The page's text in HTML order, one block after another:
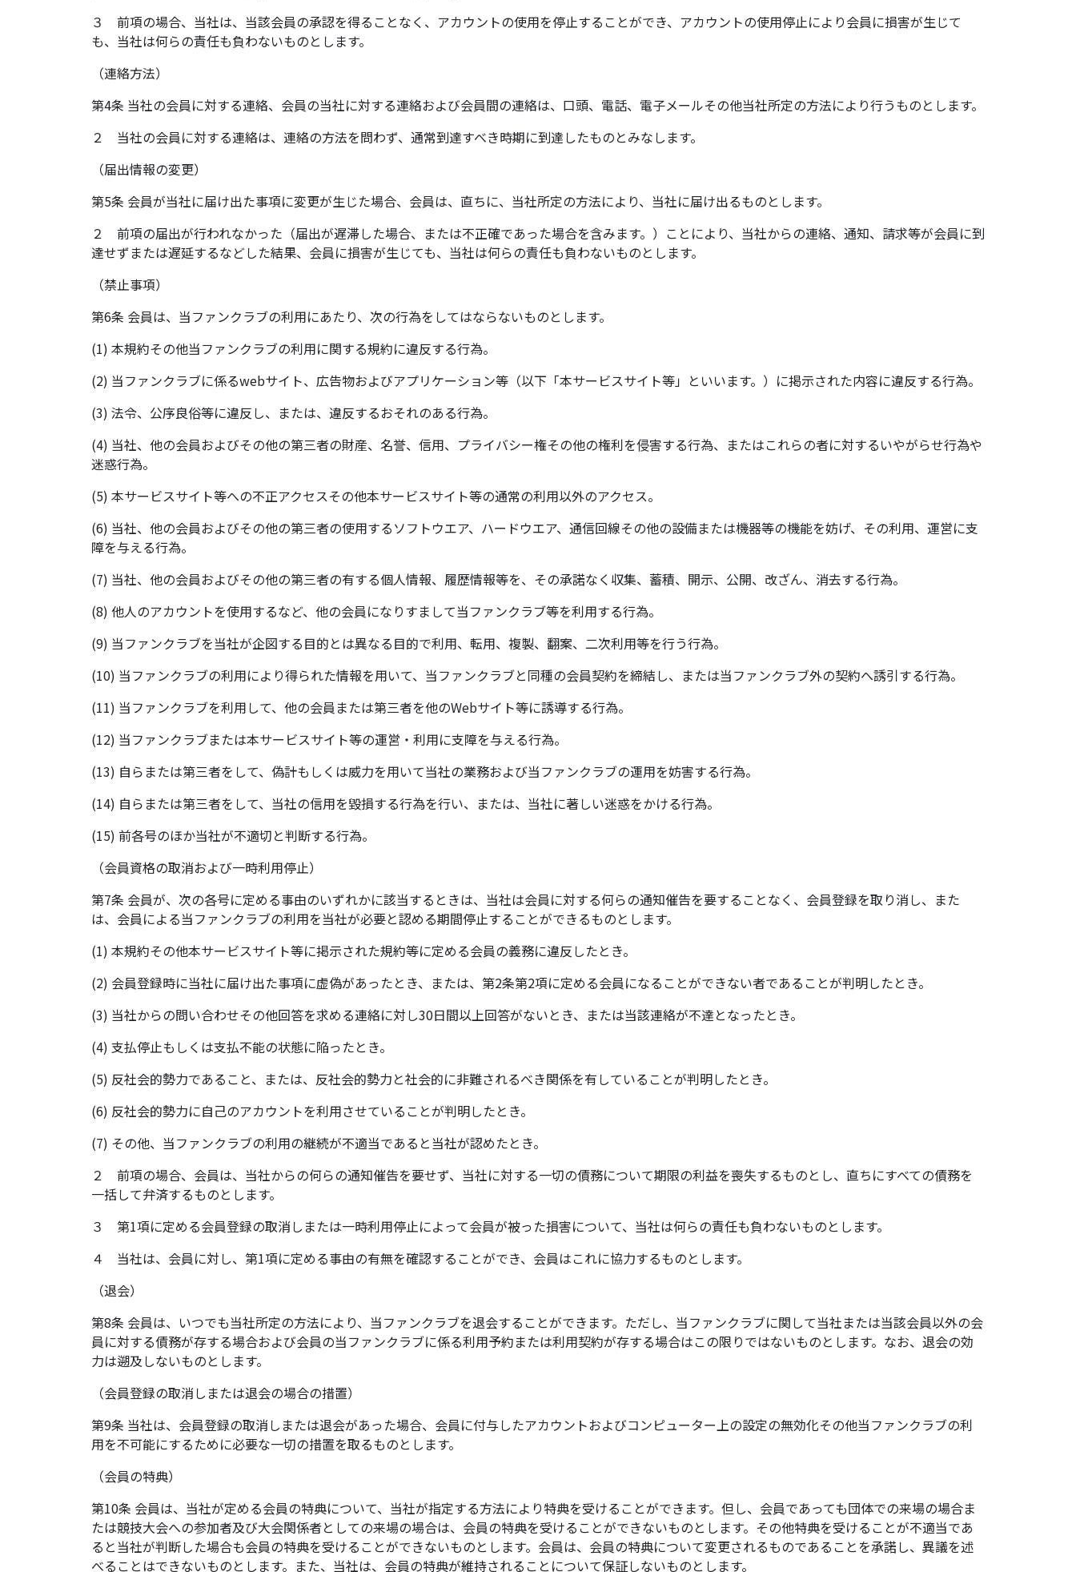
３ 前項の場合、当社は、当該会員の承認を得ることなく、アカウントの使用を停止することができ、アカウントの使用停止により会員に損害が生じて
も、当社は何らの責任も負わないものとします。
（連絡方法）
第4条 当社の会員に対する連絡、会員の当社に対する連絡および会員間の連絡は、口頭、電話、電子メールその他当社所定の方法により行うものとします。
２ 当社の会員に対する連絡は、連絡の方法を問わず、通常到達すべき時期に到達したものとみなします。
（届出情報の変更）
第5条 会員が当社に届け出た事項に変更が生じた場合、会員は、直ちに、当社所定の方法により、当社に届け出るものとします。
２ 前項の届出が行われなかった（届出が遅滞した場合、または不正確であった場合を含みます。）ことにより、当社からの連絡、通知、請求等が会員に到
達せずまたは遅延するなどした結果、会員に損害が生じても、当社は何らの責任も負わないものとします。
（禁止事項）
第6条 会員は、当ファンクラブの利用にあたり、次の行為をしてはならないものとします。
(1) 本規約その他当ファンクラブの利用に関する規約に違反する行為。
(2) 当ファンクラブに係るwebサイト、広告物およびアプリケーション等（以下「本サービスサイト等」といいます。）に掲示された内容に違反する行為。
(3) 法令、公序良俗等に違反し、または、違反するおそれのある行為。
(4) 当社、他の会員およびその他の第三者の財産、名誉、信用、プライバシー権その他の権利を侵害する行為、またはこれらの者に対するいやがらせ行為や
迷惑行為。
(5) 本サービスサイト等への不正アクセスその他本サービスサイト等の通常の利用以外のアクセス。
(6) 当社、他の会員およびその他の第三者の使用するソフトウエア、ハードウエア、通信回線その他の設備または機器等の機能を妨げ、その利用、運営に支
障を与える行為。
(7) 当社、他の会員およびその他の第三者の有する個人情報、履歴情報等を、その承諾なく収集、蓄積、開示、公開、改ざん、消去する行為。
(8) 他人のアカウントを使用するなど、他の会員になりすまして当ファンクラブ等を利用する行為。
(9) 当ファンクラブを当社が企図する目的とは異なる目的で利用、転用、複製、翻案、二次利用等を行う行為。
(10) 当ファンクラブの利用により得られた情報を用いて、当ファンクラブと同種の会員契約を締結し、または当ファンクラブ外の契約へ誘引する行為。
(11) 当ファンクラブを利用して、他の会員または第三者を他のWebサイト等に誘導する行為。
(12) 当ファンクラブまたは本サービスサイト等の運営・利用に支障を与える行為。
(13) 自らまたは第三者をして、偽計もしくは威力を用いて当社の業務および当ファンクラブの運用を妨害する行為。
(14) 自らまたは第三者をして、当社の信用を毀損する行為を行い、または、当社に著しい迷惑をかける行為。
(15) 前各号のほか当社が不適切と判断する行為。
（会員資格の取消および一時利用停止）
第7条 会員が、次の各号に定める事由のいずれかに該当するときは、当社は会員に対する何らの通知催告を要することなく、会員登録を取り消し、また
は、会員による当ファンクラブの利用を当社が必要と認める期間停止することができるものとします。
(1) 本規約その他本サービスサイト等に掲示された規約等に定める会員の義務に違反したとき。
(2) 会員登録時に当社に届け出た事項に虚偽があったとき、または、第2条第2項に定める会員になることができない者であることが判明したとき。
(3) 当社からの問い合わせその他回答を求める連絡に対し30日間以上回答がないとき、または当該連絡が不達となったとき。
(4) 支払停止もしくは支払不能の状態に陥ったとき。
(5) 反社会的勢力であること、または、反社会的勢力と社会的に非難されるべき関係を有していることが判明したとき。
(6) 反社会的勢力に自己のアカウントを利用させていることが判明したとき。
(7) その他、当ファンクラブの利用の継続が不適当であると当社が認めたとき。
２ 前項の場合、会員は、当社からの何らの通知催告を要せず、当社に対する一切の債務について期限の利益を喪失するものとし、直ちにすべての債務を
一括して弁済するものとします。
３ 第1項に定める会員登録の取消しまたは一時利用停止によって会員が被った損害について、当社は何らの責任も負わないものとします。
４ 当社は、会員に対し、第1項に定める事由の有無を確認することができ、会員はこれに協力するものとします。
（退会）
第8条 会員は、いつでも当社所定の方法により、当ファンクラブを退会することができます。ただし、当ファンクラブに関して当社または当該会員以外の会
員に対する債務が存する場合および会員の当ファンクラブに係る利用予約または利用契約が存する場合はこの限りではないものとします。なお、退会の効
力は遡及しないものとします。
（会員登録の取消しまたは退会の場合の措置）
第9条 当社は、会員登録の取消しまたは退会があった場合、会員に付与したアカウントおよびコンピューター上の設定の無効化その他当ファンクラブの利
用を不可能にするために必要な一切の措置を取るものとします。
（会員の特典）
第10条 会員は、当社が定める会員の特典について、当社が指定する方法により特典を受けることができます。但し、会員であっても団体での来場の場合ま
たは競技大会への参加者及び大会関係者としての来場の場合は、会員の特典を受けることができないものとします。その他特典を受けることが不適当であ
ると当社が判断した場合も会員の特典を受けることができないものとします。会員は、会員の特典について変更されるものであることを承諾し、異議を述
べることはできないものとします。また、当社は、会員の特典が維持されることについて保証しないものとします。